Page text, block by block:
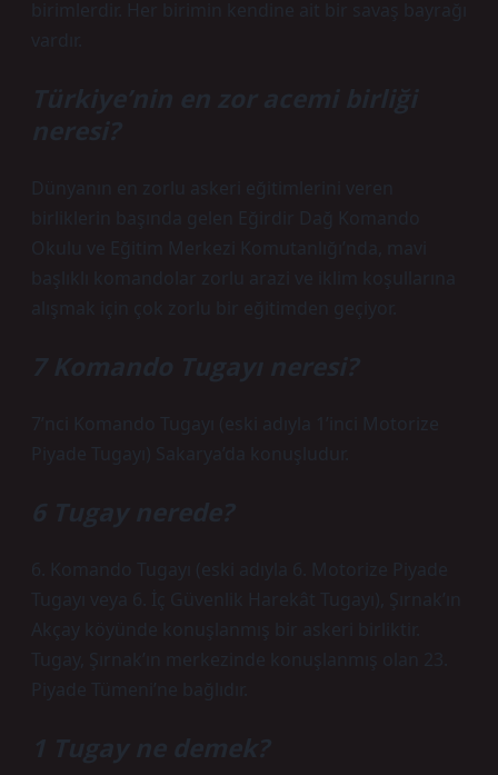
birimlerdir. Her birimin kendine ait bir savaş bayrağı
vardır.
Türkiye’nin en zor acemi birliği
neresi?
Dünyanın en zorlu askeri eğitimlerini veren
birliklerin başında gelen Eğirdir Dağ Komando
Okulu ve Eğitim Merkezi Komutanlığı’nda, mavi
başlıklı komandolar zorlu arazi ve iklim koşullarına
alışmak için çok zorlu bir eğitimden geçiyor.
7 Komando Tugayı neresi?
7’nci Komando Tugayı (eski adıyla 1’inci Motorize
Piyade Tugayı) Sakarya’da konuşludur.
6 Tugay nerede?
6. Komando Tugayı (eski adıyla 6. Motorize Piyade
Tugayı veya 6. İç Güvenlik Harekât Tugayı), Şırnak’ın
Akçay köyünde konuşlanmış bir askeri birliktir.
Tugay, Şırnak’ın merkezinde konuşlanmış olan 23.
Piyade Tümeni’ne bağlıdır.
1 Tugay ne demek?